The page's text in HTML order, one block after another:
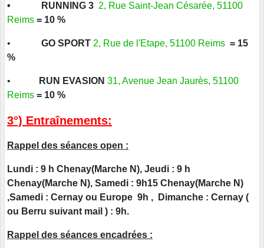
• RUNNING 3 2, Rue Saint-Jean Césarée, 51100
Reims = 10 %
• GO SPORT 2, Rue de l'Etape, 51100 Reims = 15
%
• RUN EVASION 31, Avenue Jean Jaurès, 51100
Reims = 10 %
3°) Entraînements:
Rappel des séances open :
Lundi : 9 h Chenay(Marche N), Jeudi : 9 h
Chenay(Marche N), Samedi : 9h15 Chenay(Marche N)
,Samedi : Cernay ou Europe 9h , Dimanche : Cernay (
ou Berru suivant mail ) : 9h.
Rappel des séances encadrées :